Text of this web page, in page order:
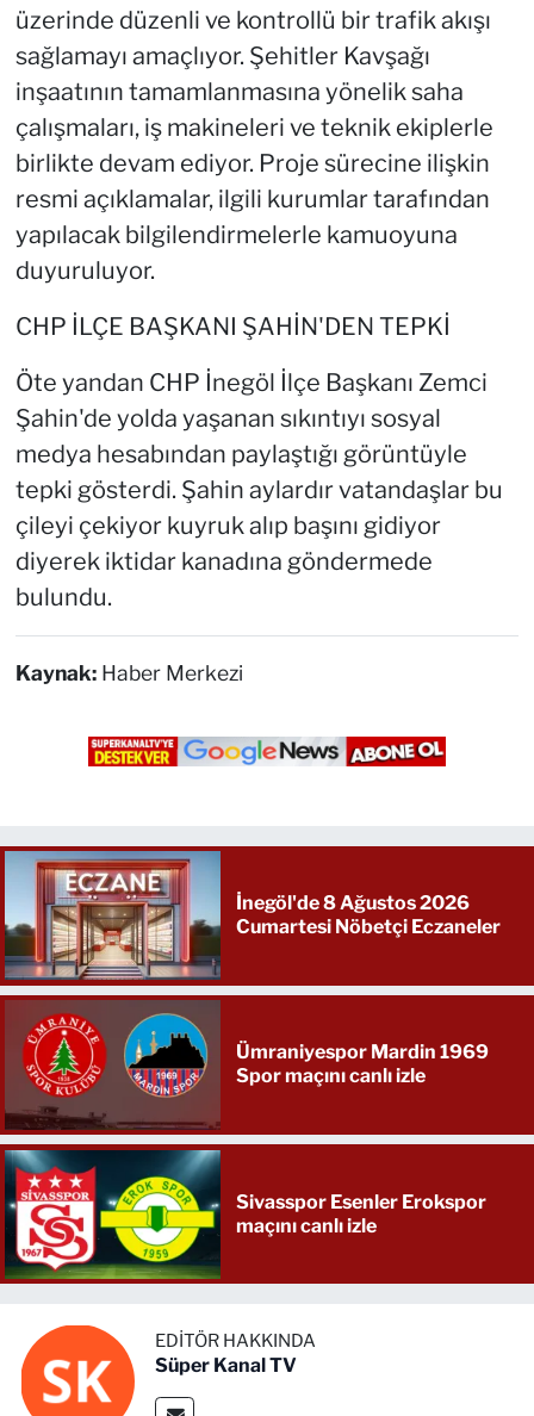
üzerinde düzenli ve kontrollü bir trafik akışı
sağlamayı amaçlıyor. Şehitler Kavşağı
inşaatının tamamlanmasına yönelik saha
çalışmaları, iş makineleri ve teknik ekiplerle
birlikte devam ediyor. Proje sürecine ilişkin
resmi açıklamalar, ilgili kurumlar tarafından
yapılacak bilgilendirmelerle kamuoyuna
duyuruluyor.
CHP İLÇE BAŞKANI ŞAHİN'DEN TEPKİ
Öte yandan CHP İnegöl İlçe Başkanı Zemci
Şahin'de yolda yaşanan sıkıntıyı sosyal
medya hesabından paylaştığı görüntüyle
tepki gösterdi. Şahin aylardır vatandaşlar bu
çileyi çekiyor kuyruk alıp başını gidiyor
diyerek iktidar kanadına göndermede
bulundu.
Kaynak: Haber Merkezi
İnegöl'de 8 Ağustos 2026
Cumartesi Nöbetçi Eczaneler
Ümraniyespor Mardin 1969
Spor maçını canlı izle
Sivasspor Esenler Erokspor
maçını canlı izle
EDITÖR HAKKINDA
Süper Kanal TV